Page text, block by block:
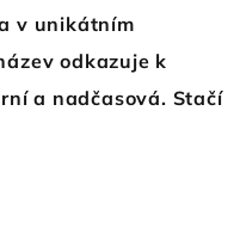
v unikátním
odkazuje k
a nadčasová. Stačí